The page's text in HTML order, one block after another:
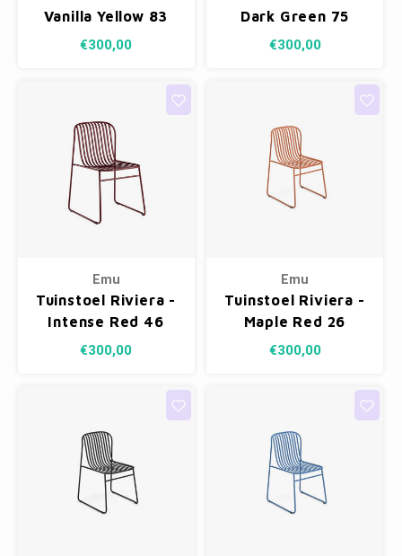
Vanilla Yellow 83
€300,00
Dark Green 75
€300,00
Emu
Tuinstoel Riviera -
Intense Red 46
€300,00
Emu
Tuinstoel Riviera -
Maple Red 26
€300,00